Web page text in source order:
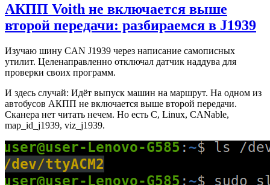
АКПП Voith не включается выше
второй передачи: разбираемся в J1939
Изучаю шину CAN J1939 через написание самописных
утилит. Целенаправленно отключал датчик наддува для
проверки своих программ.
И здесь случай: Идёт выпуск машин на маршрут. На одном из
автобусов АКПП не включается выше второй передачи.
Сканера нет читать нечем. Но есть C, Linux, CANable,
map_id_j1939, viz_j1939.